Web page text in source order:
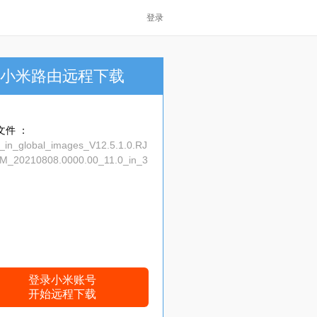
登录
小米路由远程下载
件 ：
登录小米账号
开始远程下载